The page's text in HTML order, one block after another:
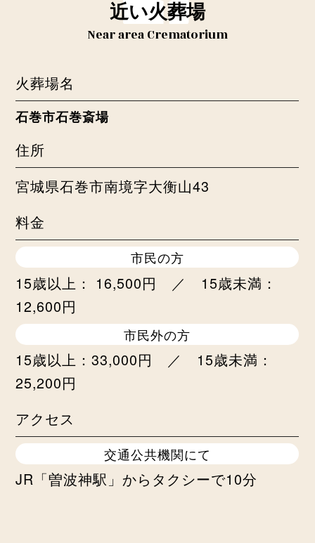
近い火葬場
Near area Crematorium
火葬場名
石巻市石巻斎場
住所
宮城県石巻市南境字大衡山43
料金
市民の方
15歳以上： 16,500円 ／ 15歳未満：
12,600円
市民外の方
15歳以上：33,000円 ／ 15歳未満：
25,200円
アクセス
交通公共機関にて
JR「曽波神駅」からタクシーで10分